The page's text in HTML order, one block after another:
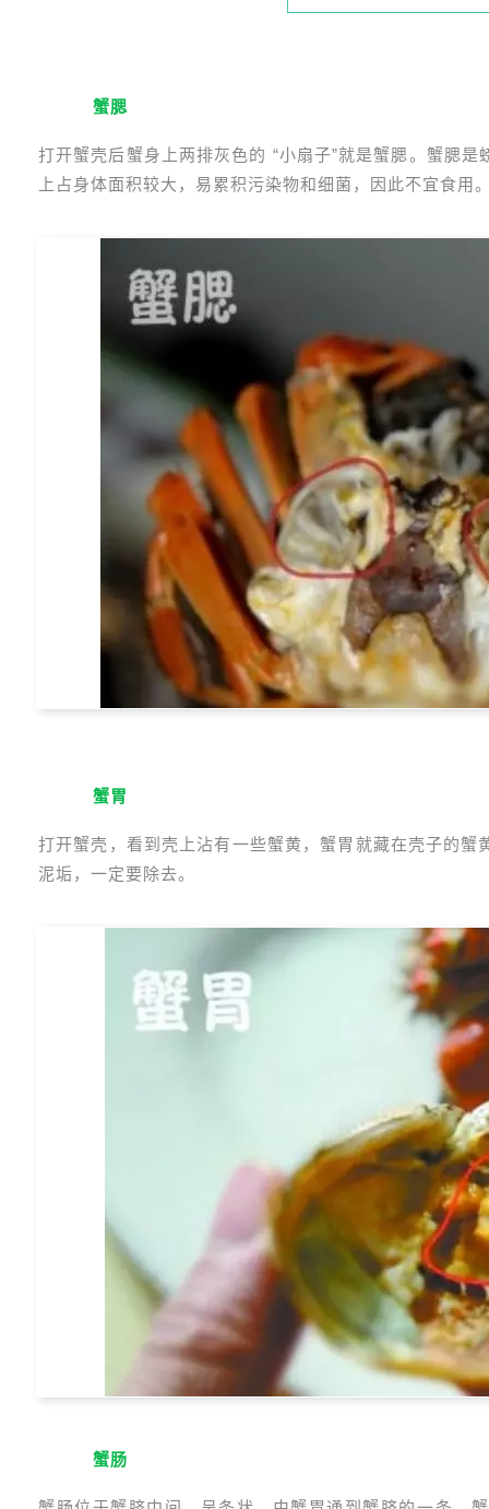
蟹腮
打开蟹壳后蟹身上两排灰色的 “小扇子”就是蟹腮。蟹腮
上占身体面积较大，易累积污染物和细菌，因此不宜食用
蟹胃
打开蟹壳，看到壳上沾有一些蟹黄，蟹胃就藏在壳子的
泥垢，一定要除去。
蟹肠